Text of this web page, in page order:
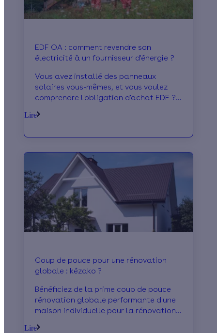
EDF OA : comment revendre son
électricité à un fournisseur d'énergie ?
Vous avez installé des panneaux
solaires vous-mêmes, et vous voulez
comprendre l'obligation d'achat EDF ?
Lire
Coup de pouce pour une rénovation
globale : kézako ?
Bénéficiez de la prime coup de pouce
rénovation globale performante d'une
maison individuelle pour la rénovation
Lire